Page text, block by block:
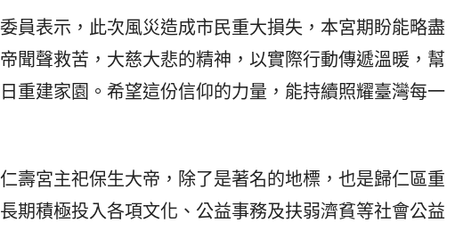
員表示，此次風災造成市民重大損失，本宮期盼能略盡
聞聲救苦，大慈大悲的精神，以實際行動傳遞溫暖，幫
重建家園。希望這份信仰的力量，能持續照耀臺灣每一
壽宮主祀保生大帝，除了是著名的地標，也是歸仁區重
期積極投入各項文化、公益事務及扶弱濟貧等社會公益